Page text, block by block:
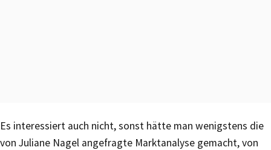
Es interessiert auch nicht, sonst hätte man wenigstens die
von Juliane Nagel angefragte Marktanalyse gemacht, von